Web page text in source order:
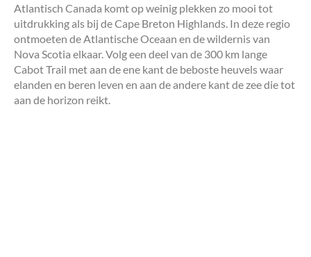
Atlantisch Canada komt op weinig plekken zo mooi tot
uitdrukking als bij de Cape Breton Highlands. In deze regio
ontmoeten de Atlantische Oceaan en de wildernis van
Nova Scotia elkaar. Volg een deel van de 300 km lange
Cabot Trail met aan de ene kant de beboste heuvels waar
elanden en beren leven en aan de andere kant de zee die tot
aan de horizon reikt.